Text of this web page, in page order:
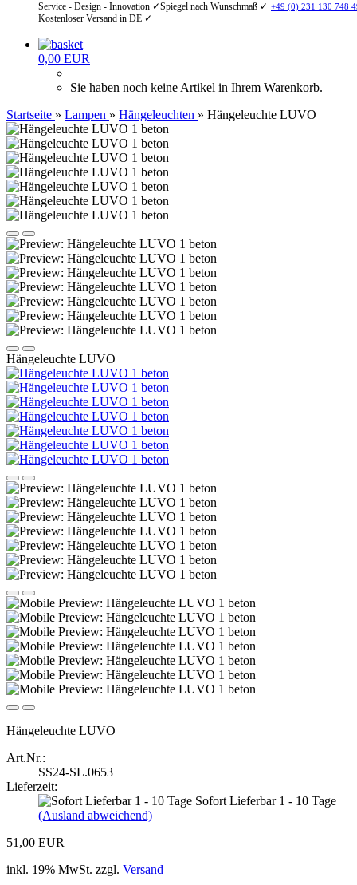
Service - Design - Innovation ✓Spiegel nach Wunschmaß ✓ +49 (0) 231 130 748
Kostenloser Versand in DE ✓
0,00 EUR
Sie haben noch keine Artikel in Ihrem Warenkorb.
Startseite » Lampen » Hängeleuchten » Hängeleuchte LUVO
Hängeleuchte LUVO
Hängeleuchte LUVO
Art.Nr.:
SS24-SL.0653
Lieferzeit:
Sofort Lieferbar 1 - 10 Tage
(Ausland abweichend)
51,00 EUR
inkl. 19% MwSt. zzgl. Versand